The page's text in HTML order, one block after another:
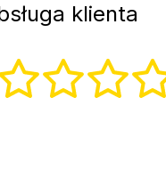
klienta